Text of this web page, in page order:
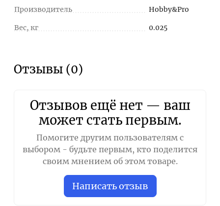
Производитель Hobby&Pro
Вес, кг 0.025
Отзывы (0)
Отзывов ещё нет — ваш
может стать первым.
Помогите другим пользователям с
выбором - будьте первым, кто поделится
своим мнением об этом товаре.
Написать отзыв